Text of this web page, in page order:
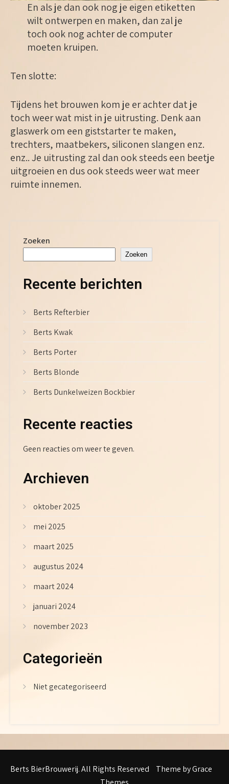
En als je dan ook nog je eigen etiketten
wilt ontwerpen en maken, dan zal je
toch ook nog achter de computer
moeten kruipen.
Ten slotte:
Tijdens het brouwen kom je er achter dat je
toch weer wat mist in je uitrusting. Denk aan
glaswerk om een giststarter te maken,
trechters, maatbekers, siliconen slangen enz.
enz.. Je uitrusting zal dan ook steeds een beetje
uitgroeien en dus ook steeds weer wat meer
ruimte innemen.
Zoeken
Zoeken
Recente berichten
Berts Refterbier
Berts Kwak
Berts Porter
Berts Blonde
Berts Dunkelweizen Bockbier
Recente reacties
Geen reacties om weer te geven.
Archieven
oktober 2025
mei 2025
maart 2025
augustus 2024
maart 2024
januari 2024
november 2023
Categorieën
Niet gecategoriseerd
Berts BierBrouwerij. All Rights Reserved
Theme by Grace